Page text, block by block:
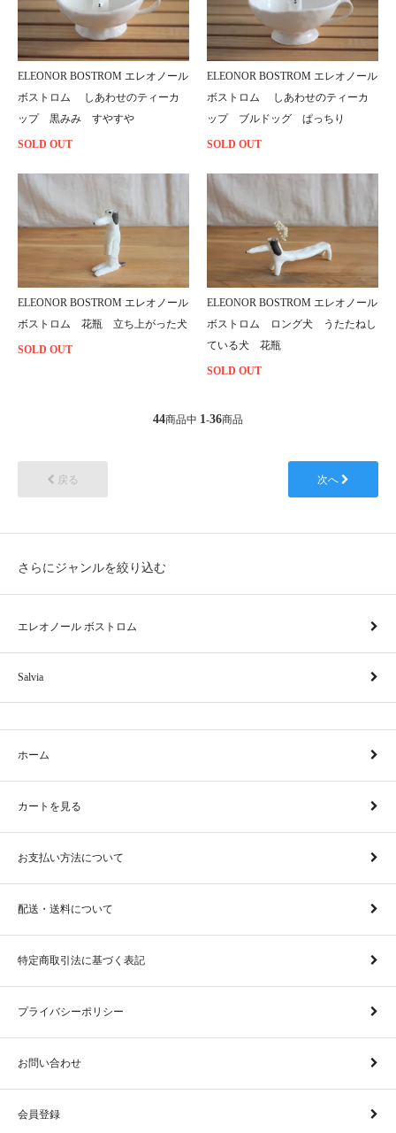
ELEONOR BOSTROM エレオノール
ボストロム しあわせのティーカ
ップ 黒みみ すやすや
SOLD OUT
ELEONOR BOSTROM エレオノール
ボストロム しあわせのティーカ
ップ ブルドッグ ぱっちり
SOLD OUT
ELEONOR BOSTROM エレオノール
ボストロム 花瓶 立ち上がった犬
SOLD OUT
ELEONOR BOSTROM エレオノール
ボストロム ロング犬 うたたねし
ている犬 花瓶
SOLD OUT
44商品中 1 -36商品
戻る 次へ
さらにジャンルを絞り込む
エレオノール ボストロム
Salvia
ホーム
カートを見る
お支払い方法について
配送・送料について
特定商取引法に基づく表記
プライバシーポリシー
お問い合わせ
会員登録